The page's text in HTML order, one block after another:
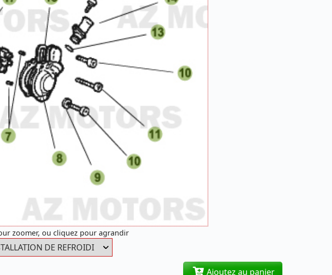
zoomer, ou cliquez pour agrandir
Ajoutez au panier